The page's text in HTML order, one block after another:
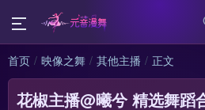
首页 映像之舞 其他主播 正文
花椒主播@曦兮 精选舞蹈